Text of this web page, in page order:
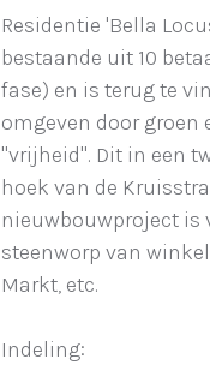
Residentie 'Bella
bestaande uit 10
fase) en is terug te
omgeven door groen
"vrijheid". Dit in een
hoek van de
nieuwbouwproject is
steenworp van
Markt, etc.
Indeling: